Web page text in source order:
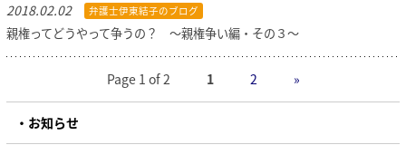
2018.02.02 弁護士伊東結子のブログ
親権ってどうやって争うの？ ～親権争い編・その３～
Page 1 of 2 1 2 »
お知らせ